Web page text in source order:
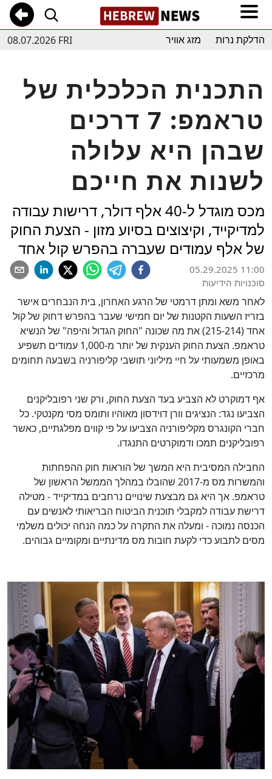
08.07.2026 FRI הדלקת נרות מזג אוויר
התכנית הכלכלית של
טראמפ: 7 דרכים
שבהן היא עלולה
לשנות את חייכם
מכס מוגדל ל-40 אלף דולר, דרישות עבודה
למדיקייד, וקיצוצים בסיוע מזון - הצעת החוק
של אלף עמודים שעברה בהפרש קול אחד
05.29.2025 11:00
סוכנויות הידיעות
לאחר משא ומתן דרמטי של הרגע האחרון, בית הנבחרים אישר
בזריז השעות הקטנות של יום חמישי שעבר בהפרש דחוק של קול
אחד (215-214) את מה שכונה "החוק הגדול והיפה" של הנשיא
טראמפ. הצעת החוק הענקית של יותר מ-1,000 עמודים תשפיע
באופן משמעותי על חיי מיליוני תושבי קליפורניה בשבעה תחומים
מרכזיים.
אף דמוקרט לא הצביע בעד הצעת החוק, ורק שני רפובליקנים
הצביעו נגד: הנציגים וורן דוידסון מאוהיו ותומס מסי מקנטקי. כל
חברי הקונגרס מקליפורניה הצביעו על פי קווים מפלגתיים, כאשר
רפובליקנים תמכו ודמוקרטים התנגדו.
החבילה המסיבית היא המשך של הוראות חוק ההפחתות
והמשרות מס מ-2017 שהובלו במהלך הממשל הראשון של
טראמפ. אך היא גם מבצעת שינויים נרחבים במדיקייד - מטילה
דרישת עבודה למקבלי תוכנית הביטוח הבריאותי לאנשים עם
הכנסה נמוכה - ומעלה את התקרה על כמה הנחה יכולים משלמי
מסים לתבוע כדי לקעת חובות מס מדינתיים ומקומיים גבוהים.